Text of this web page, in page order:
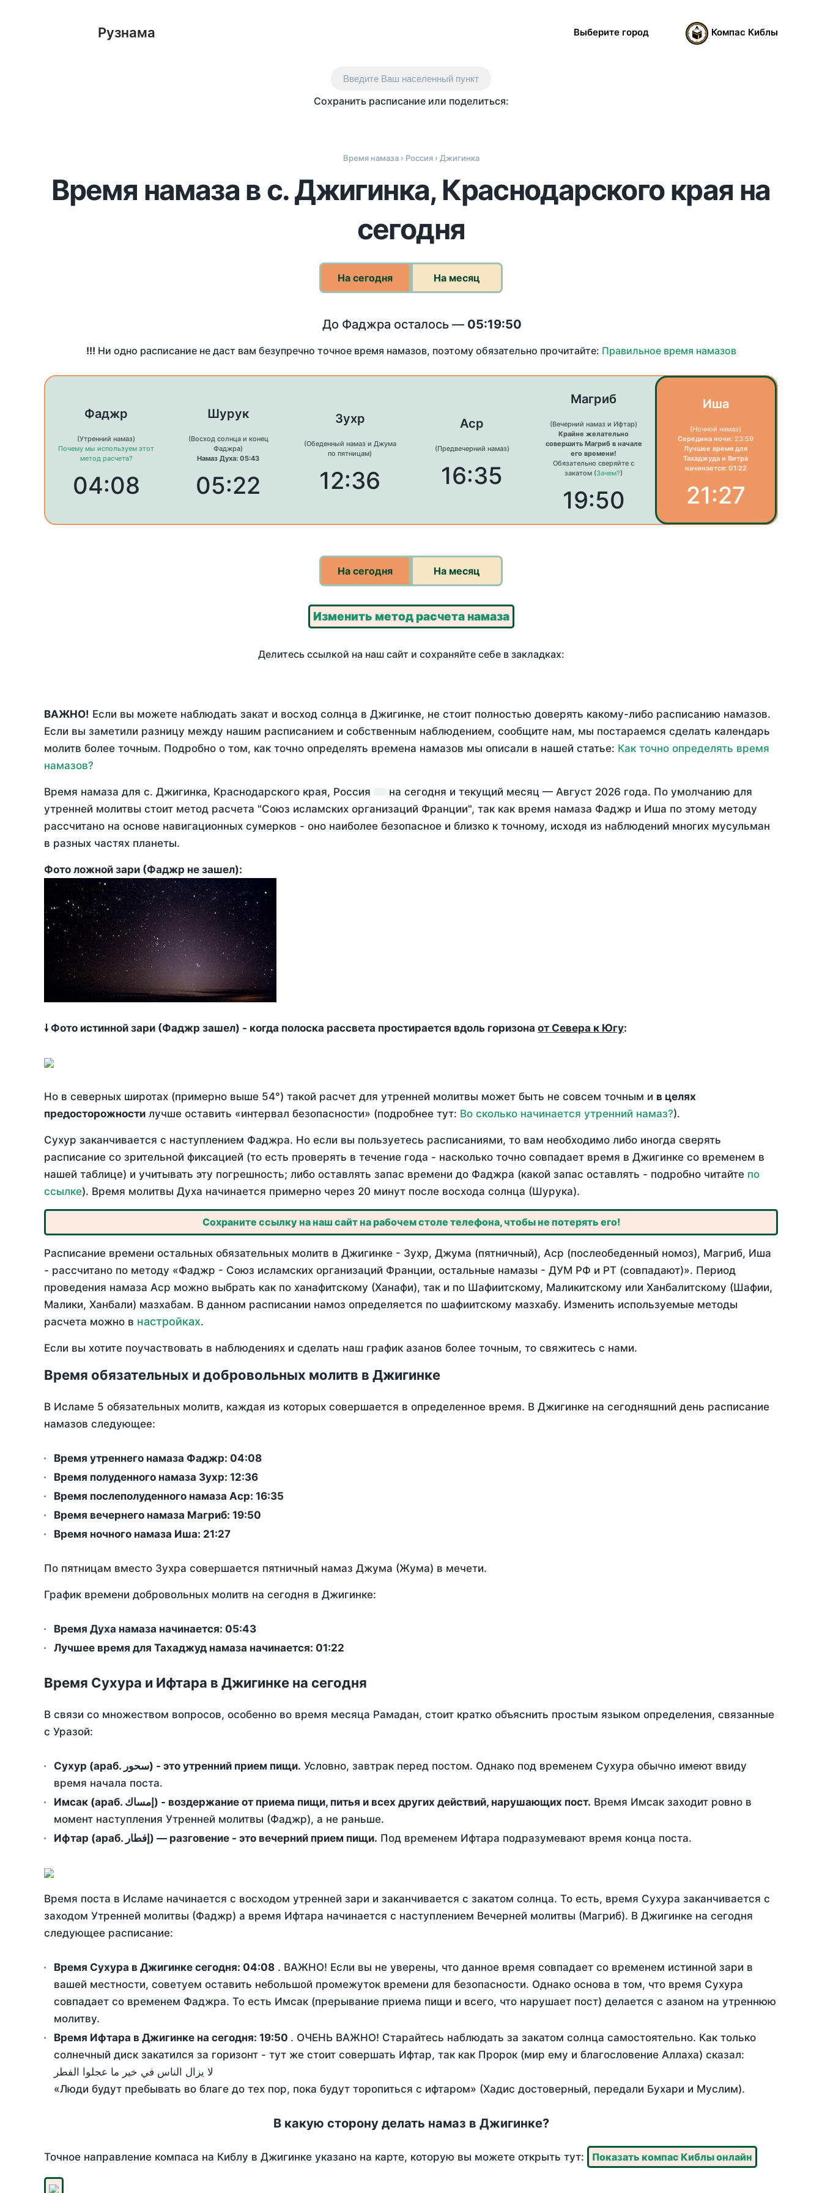
Рузнама Выберите город Компас Киблы
Введите Ваш населенный пункт
Сохранить расписание или поделиться:
Время намаза› Россия› Джигинка
Время намаза в с. Джигинка, Краснодарского края на
сегодня
На сегодня На месяц
До Фаджра осталось — 05:19:50
!!! Ни одно расписание не даст вам безупречно точное время намазов, поэтому обязательно прочитайте: Правильное время намазов
Фаджр
(Утренний намаз)
Почему мы используем этот
метод расчета?
04:08
Шурук
(Восход солнца и конец
Фаджра)
Намаз Духа: 05:43
05:22
Зухр
(Обеденный намаз и Джума
по пятницам)
12:36
Аср
(Предвечерний намаз)
16:35
Магриб
(Вечерний намаз и Ифтар)
Крайне желательно
совершить Магриб в начале
его времени!
Обязательно сверяйте с
закатом (Зачем?)
19:50
Иша
(Ночной намаз)
Середина ночи: 23:59
Лучшее время для
Тахаджуда и Витра
начинается: 01:22
21:27
На сегодня На месяц
Изменить метод расчета намаза
Делитесь ссылкой на наш сайт и сохраняйте себе в закладках:
ВАЖНО! Если вы можете наблюдать закат и восход солнца в Джигинке, не стоит полностью доверять какому-либо расписанию намазов.
Если вы заметили разницу между нашим расписанием и собственным наблюдением, сообщите нам, мы постараемся сделать календарь
молитв более точным. Подробно о том, как точно определять времена намазов мы описали в нашей статье: Как точно определять время
намазов?
Время намаза для с. Джигинка, Краснодарского края, Россия на сегодня и текущий месяц — Август 2026 года. По умолчанию для
утренней молитвы стоит метод расчета "Союз исламских организаций Франции", так как время намаза Фаджр и Иша по этому методу
рассчитано на основе навигационных сумерков - оно наиболее безопасное и близко к точному, исходя из наблюдений многих мусульман
в разных частях планеты.
Фото ложной зари (Фаджр не зашел):
🠗 Фото истинной зари (Фаджр зашел) - когда полоска рассвета простирается вдоль горизона от Севера к Югу:
Но в северных широтах (примерно выше 54°) такой расчет для утренней молитвы может быть не совсем точным и в целях
предосторожности лучше оставить «интервал безопасности» (подробнее тут: Во сколько начинается утренний намаз?).
Сухур заканчивается с наступлением Фаджра. Но если вы пользуетесь расписаниями, то вам необходимо либо иногда сверять
расписание со зрительной фиксацией (то есть проверять в течение года - насколько точно совпадает время в Джигинке со временем в
нашей таблице) и учитывать эту погрешность; либо оставлять запас времени до Фаджра (какой запас оставлять - подробно читайте по
ссылке). Время молитвы Духа начинается примерно через 20 минут после восхода солнца (Шурука).
Сохраните ссылку на наш сайт на рабочем столе телефона, чтобы не потерять его!
Расписание времени остальных обязательных молитв в Джигинке - Зухр, Джума (пятничный), Аср (послеобеденный номоз), Магриб, Иша
- рассчитано по методу «Фаджр - Союз исламских организаций Франции, остальные намазы - ДУМ РФ и РТ (совпадают)». Период
проведения намаза Аср можно выбрать как по ханафитскому (Ханафи), так и по Шафиитскому, Маликитскому или Ханбалитскому (Шафии,
Малики, Ханбали) мазхабам. В данном расписании намоз определяется по шафиитскому мазхабу. Изменить используемые методы
расчета можно в настройках.
Если вы хотите поучаствовать в наблюдениях и сделать наш график азанов более точным, то свяжитесь с нами.
Время обязательных и добровольных молитв в Джигинке
В Исламе 5 обязательных молитв, каждая из которых совершается в определенное время. В Джигинке на сегодняшний день расписание
намазов следующее:
Время утреннего намаза Фаджр: 04:08
Время полуденного намаза Зухр: 12:36
Время послеполуденного намаза Аср: 16:35
Время вечернего намаза Магриб: 19:50
Время ночного намаза Иша: 21:27
По пятницам вместо Зухра совершается пятничный намаз Джума (Жума) в мечети.
График времени добровольных молитв на сегодня в Джигинке:
Время Духа намаза начинается: 05:43
Лучшее время для Тахаджуд намаза начинается: 01:22
Время Сухура и Ифтара в Джигинке на сегодня
В связи со множеством вопросов, особенно во время месяца Рамадан, стоит кратко объяснить простым языком определения, связанные
с Уразой:
Сухур (араб. سحور) - это утренний прием пищи. Условно, завтрак перед постом. Однако под временем Сухура обычно имеют ввиду
время начала поста.
Имсак (араб. إمساك) - воздержание от приема пищи, питья и всех других действий, нарушающих пост. Время Имсак заходит ровно в
момент наступления Утренней молитвы (Фаджр), а не раньше.
Ифтар (араб. إفطار) — разговение - это вечерний прием пищи. Под временем Ифтара подразумевают время конца поста.
Время поста в Исламе начинается с восходом утренней зари и заканчивается с закатом солнца. То есть, время Сухура заканчивается с
заходом Утренней молитвы (Фаджр) а время Ифтара начинается с наступлением Вечерней молитвы (Магриб). В Джигинке на сегодня
следующее расписание:
Время Сухура в Джигинке сегодня: 04:08 . ВАЖНО! Если вы не уверены, что данное время совпадает со временем истинной зари в
вашей местности, советуем оставить небольшой промежуток времени для безопасности. Однако основа в том, что время Сухура
совпадает со временем Фаджра. То есть Имсак (прерывание приема пищи и всего, что нарушает пост) делается с азаном на утреннюю
молитву.
Время Ифтара в Джигинке на сегодня: 19:50 . ОЧЕНЬ ВАЖНО! Старайтесь наблюдать за закатом солнца самостоятельно. Как только
солнечный диск закатился за горизонт - тут же стоит совершать Ифтар, так как Пророк (мир ему и благословение Аллаха) сказал:
لا يزال الناس في خير ما عجلوا الفطر
«Люди будут пребывать во благе до тех пор, пока будут торопиться с ифтаром» (Хадис достоверный, передали Бухари и Муслим).
В какую сторону делать намаз в Джигинке?
Точное направление компаса на Киблу в Джигинке указано на карте, которую вы можете открыть тут: Показать компас Киблы онлайн